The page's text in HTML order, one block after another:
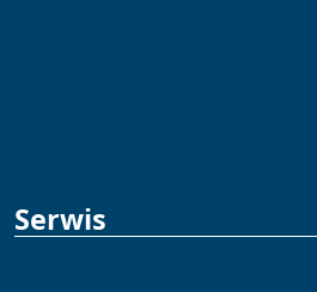
Serwis